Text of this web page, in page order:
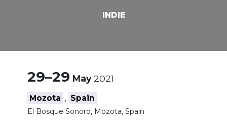
INDIE
29–29 May 2021
Mozota , Spain
El Bosque Sonoro, Mozota, Spain